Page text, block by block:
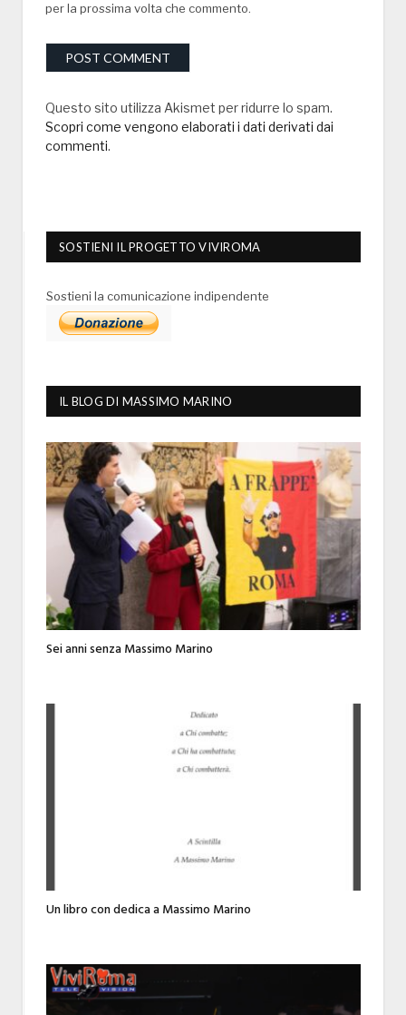
per la prossima volta che commento.
Questo sito utilizza Akismet per ridurre lo spam.
Scopri come vengono elaborati i dati derivati dai
commenti.
SOSTIENI IL PROGETTO VIVIROMA
Sostieni la comunicazione indipendente
IL BLOG DI MASSIMO MARINO
Sei anni senza Massimo Marino
Un libro con dedica a Massimo Marino